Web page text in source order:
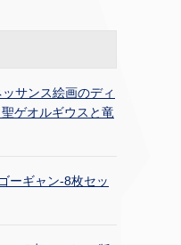
サンス絵画のディ
ゲオルギウスと竜
ーギャン-8枚セッ